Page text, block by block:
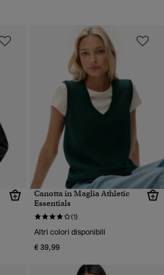
Canotta in Maglia Athletic
Essentials
(1)
Altri colori disponibili
€ 39,99